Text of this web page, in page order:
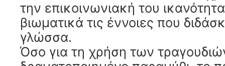
την επικοινωνιακή του
βιωματικά τις έννοιες που
γλώσσα.
Όσο για τη χρήση των